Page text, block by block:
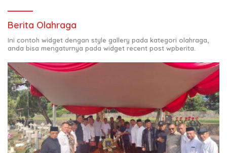
Berita Olahraga
Ini contoh widget dengan style gallery pada kategori olahraga,
anda bisa mengaturnya pada widget recent post wpberita.